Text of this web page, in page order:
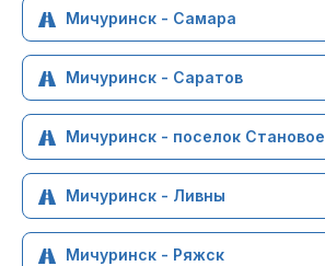
Мичуринск - Самара
Мичуринск - Саратов
Мичуринск - поселок Становое
Мичуринск - Ливны
Мичуринск - Ряжск